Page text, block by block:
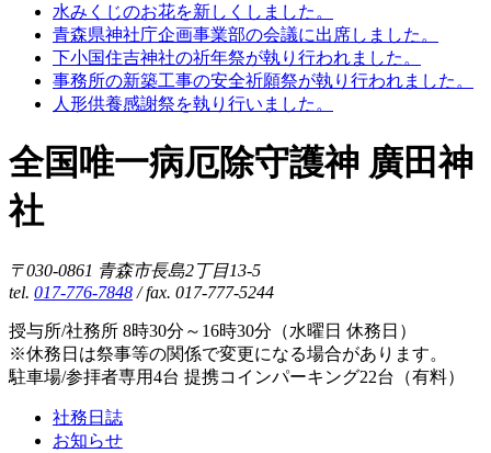
水みくじのお花を新しくしました。
青森県神社庁企画事業部の会議に出席しました。
下小国住吉神社の祈年祭が執り行われました。
事務所の新築工事の安全祈願祭が執り行われました。
人形供養感謝祭を執り行いました。
全国唯一病厄除守護神 廣田神
社
〒030-0861 青森市長島2丁目13-5
tel. 017-776-7848 / fax. 017-777-5244
授与所/社務所 8時30分～16時30分（水曜日 休務日）
※休務日は祭事等の関係で変更になる場合があります。
駐車場/参拝者専用4台 提携コインパーキング22台（有料）
社務日誌
お知らせ